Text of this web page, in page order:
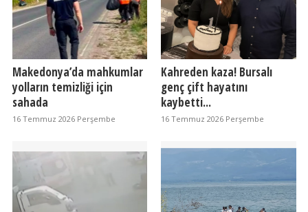
Makedonya’da mahkumlar
yolların temizliği için
sahada
16 Temmuz 2026 Perşembe
Kahreden kaza! Bursalı
genç çift hayatını
kaybetti...
16 Temmuz 2026 Perşembe